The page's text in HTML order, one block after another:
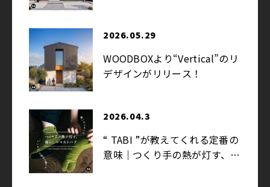
2026.05.29
WOODBOXより“Vertical”のリ
デザインがリリース！
2026.04.3
“ TABI ”が教えてくれる定番の
意味｜つくり手の熱が灯す、暮